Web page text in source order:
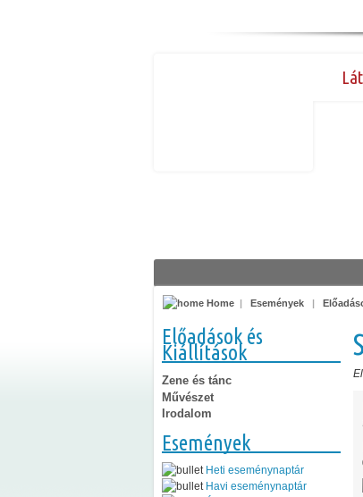
Home | Események |
Előadások és
Kiállítások
Zene és tánc
Művészet
Irodalom
Események
Heti eseménynaptár
Havi eseménynaptár